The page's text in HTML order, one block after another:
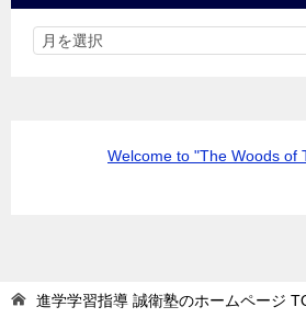
Welcome to "The Woods of
進学学習指導 誠衛塾のホームページ